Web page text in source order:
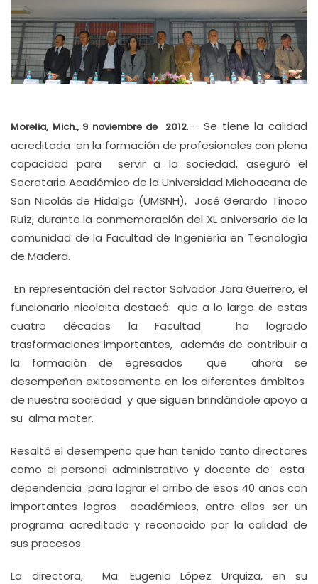
Morelia, Mich., 9 noviembre de 2012.- Se tiene la calidad
acreditada en la formación de profesionales con plena
capacidad para servir a la sociedad, aseguró el
Secretario Académico de la Universidad Michoacana de
San Nicolás de Hidalgo (UMSNH), José Gerardo Tinoco
Ruíz, durante la conmemoración del XL aniversario de la
comunidad de la Facultad de Ingeniería en Tecnología
de Madera.
En representación del rector Salvador Jara Guerrero, el
funcionario nicolaita destacó que a lo largo de estas
cuatro décadas la Facultad ha logrado
trasformaciones importantes, además de contribuir a
la formación de egresados que ahora se
desempeñan exitosamente en los diferentes ámbitos
de nuestra sociedad y que siguen brindándole apoyo a
su alma mater.
Resaltó el desempeño que han tenido tanto directores
como el personal administrativo y docente de esta
dependencia para lograr el arribo de esos 40 años con
importantes logros académicos, entre ellos ser un
programa acreditado y reconocido por la calidad de
sus procesos.
La directora, Ma. Eugenia López Urquiza, en su